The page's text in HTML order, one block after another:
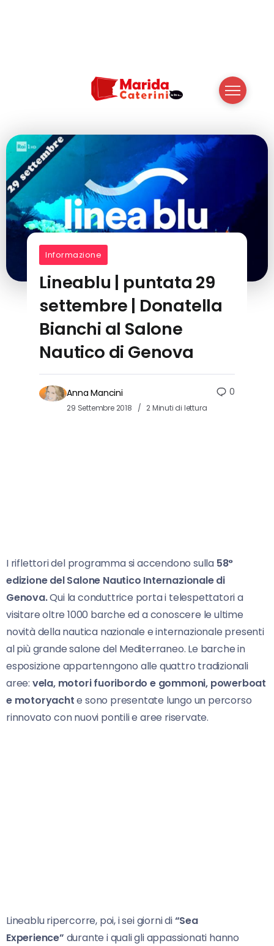
Informazione
Lineablu | puntata 29
settembre | Donatella
Bianchi al Salone
Nautico di Genova
Anna Mancini
29 Settembre 2018 2 Minuti di lettura
0
I riflettori del programma si accendono sulla 58°
edizione del Salone Nautico Internazionale di
Genova.Qui la conduttrice porta i telespettatori a
visitare oltre 1000 barche ed a conoscere le ultime
novità della nautica nazionale e internazionale presenti
al più grande salone del Mediterraneo. Le barche in
esposizione appartenngono alle quattro tradizionali
aree: vela, motori fuoribordo e gommoni, powerboat
e motoryachte sono presentate lungo un percorso
rinnovato con nuovi pontili e aree riservate.
Lineablu ripercorre, poi, i sei giorni di“Sea
Experience” durante i quali gli appassionati hanno